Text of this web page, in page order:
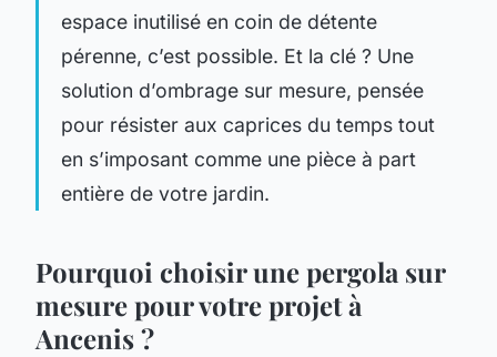
espace inutilisé en coin de détente
pérenne, c’est possible. Et la clé ? Une
solution d’ombrage sur mesure, pensée
pour résister aux caprices du temps tout
en s’imposant comme une pièce à part
entière de votre jardin.
Pourquoi choisir une pergola sur
mesure pour votre projet à
Ancenis ?